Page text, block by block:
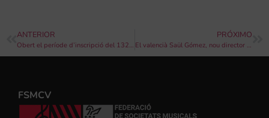
ANTERIOR
Obert el període d’inscripció del 132é Certamen Internacional de bandes de música “Ciutat de València”
PRÓXIMO
El valencià Saül Gómez, nou director de la Jove Banda Simfònica de la FSMCV
FSMCV